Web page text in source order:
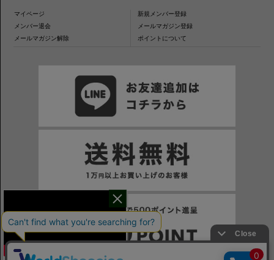
マイページ
新規メンバー登録
メンバー退会
メールマガジン登録
メールマガジン解除
ポイントについて